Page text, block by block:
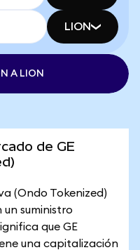
LION
A LION
de GE
(Ondo Tokenized)
un suministro
que GE
una capitalización